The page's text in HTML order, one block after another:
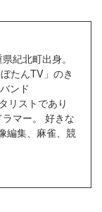
紀北町出身。
たんTV」のき
ンド
リストであり
ラマー。 好きな
編集、麻雀、競